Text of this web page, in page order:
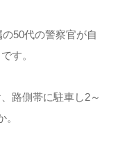
50代の警察官が自
す。
路側帯に駐車し2～